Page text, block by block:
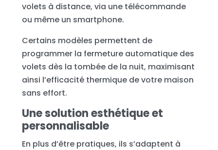
volets à distance, via une télécommande
ou même un smartphone.
Certains modèles permettent de
programmer la fermeture automatique des
volets dès la tombée de la nuit, maximisant
ainsi l’efficacité thermique de votre maison
sans effort.
Une solution esthétique et
personnalisable
En plus d’être pratiques, ils s’adaptent à